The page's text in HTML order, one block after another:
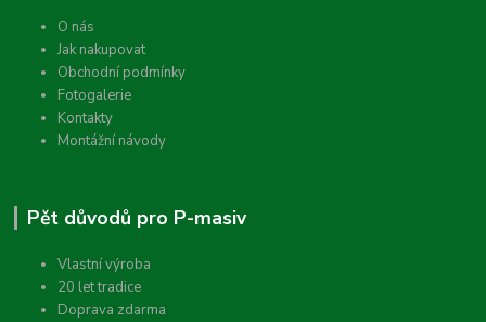
O nás
Jak nakupovat
Obchodní podmínky
Fotogalerie
Kontakty
Montážní návody
Pět důvodů pro P-masiv
Vlastní výroba
20 let tradice
Doprava zdarma